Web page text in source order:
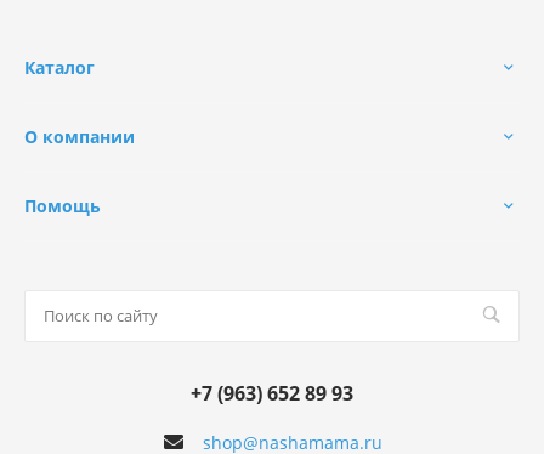
Каталог
О компании
Помощь
shop@nashamama.ru
+7 (963) 652 89 93